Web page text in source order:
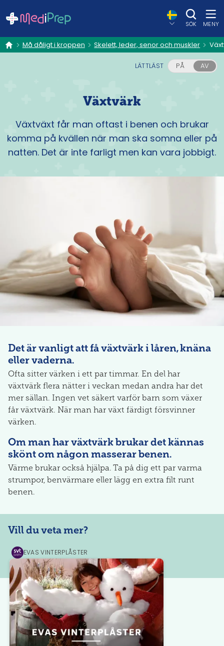
SÖK MENY
hem Må dåligt i kroppen Skelett, leder, senor och muskler
LÄTTLÄST PÅ AV
Växtvärk
Växtväxt får man oftast i benen och brukar
komma på kvällen när man ska somna eller på
natten. Det är inte farligt men kan vara jobbigt.
Det är vanligt att få växtvärk i låren, knäna
eller vaderna.
Ofta sitter värken i ett par timmar. En del har
växtvärk flera nätter i veckan medan andra har det
mer sällan. Ingen vet säkert varför barn som växer
får växtvärk. När man har växt färdigt försvinner
värken.
Om man har växtvärk brukar det kännas
skönt om någon masserar benen.
Värme brukar också hjälpa. Ta på dig ett par varma
strumpor, benvärmare eller lägg en extra filt runt
benen.
Vill du veta mer?
SVT
Play
EVAS VINTERPLÅSTER